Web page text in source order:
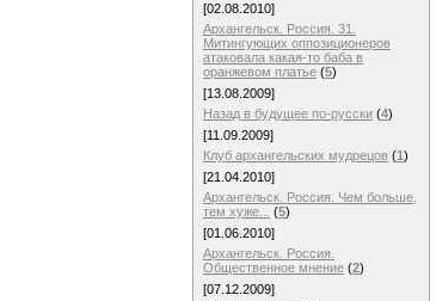
[02.08.2010]
Архангельск. Россия. 31.
Митингующих оппозиционеров
атаковала какая-то баба в
оранжевом платье (5)
[13.08.2009]
Назад в будущее по-русски (4)
[11.09.2009]
Клуб архангельских мудрецов (1)
[21.04.2010]
Архангельск. Россия. Чем больше,
тем хуже...
(5)
[01.06.2010]
Архангельск. Россия.
Общественное мнение (2)
[07.12.2009]